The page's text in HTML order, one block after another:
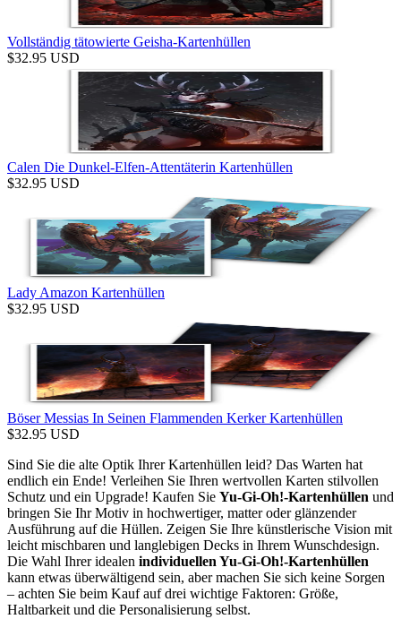
Vollständig tätowierte Geisha-Kartenhüllen
$32.95 USD
Calen Die Dunkel-Elfen-Attentäterin Kartenhüllen
$32.95 USD
Lady Amazon Kartenhüllen
$32.95 USD
Böser Messias In Seinen Flammenden Kerker Kartenhüllen
$32.95 USD
Sind Sie die alte Optik Ihrer Kartenhüllen leid? Das Warten hat
endlich ein Ende! Verleihen Sie Ihren wertvollen Karten stilvollen
Schutz und ein Upgrade! Kaufen Sie Yu-Gi-Oh!-Kartenhüllen und
bringen Sie Ihr Motiv in hochwertiger, matter oder glänzender
Ausführung auf die Hüllen. Zeigen Sie Ihre künstlerische Vision mit
leicht mischbaren und langlebigen Decks in Ihrem Wunschdesign.
Die Wahl Ihrer idealen individuellen Yu-Gi-Oh!-Kartenhüllen
kann etwas überwältigend sein, aber machen Sie sich keine Sorgen
– achten Sie beim Kauf auf drei wichtige Faktoren: Größe,
Haltbarkeit und die Personalisierung selbst.